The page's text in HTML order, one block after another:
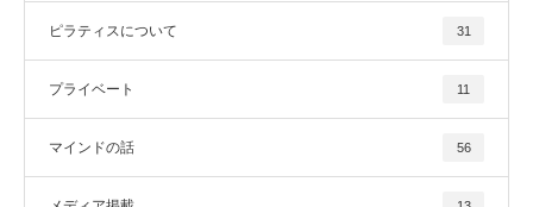
ピラティスについて 31
プライベート 11
マインドの話 56